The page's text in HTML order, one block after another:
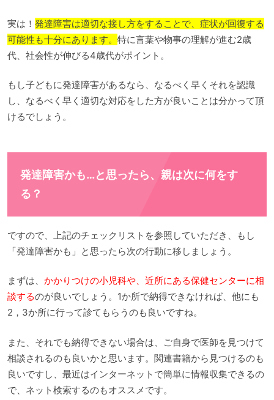
実は！ 発達障害は適切な接し方をすることで、症状が回復する
可能性も十分にあります。 特に言葉や物事の理解が進む2歳
代、社会性が伸びる4歳代がポイント。
もし子どもに発達障害があるなら、なるべく早くそれを認識
し、なるべく早く適切な対応をした方が良いことは分かって頂
けるでしょう。
発達障害かも…と思ったら、親は次に何をす
る？
ですので、上記のチェックリストを参照していただき、もし
「発達障害かも」と思ったら次の行動に移しましょう。
まずは、 かかりつけの小児科や、近所にある保健センターに相
談するのが良いでしょう。1か所で納得できなければ、他にも
2，3か所に行って診てもらうのも良いですね。
また、それでも納得できない場合は、ご自身で医師を見つけて
相談されるのも良いかと思います。関連書籍から見つけるのも
良いですし、最近はインターネットで簡単に情報収集できるの
で、ネット検索するのもオススメです。